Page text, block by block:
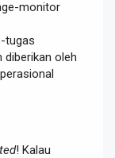
monitor
tugas
diberikan oleh
! Kalau